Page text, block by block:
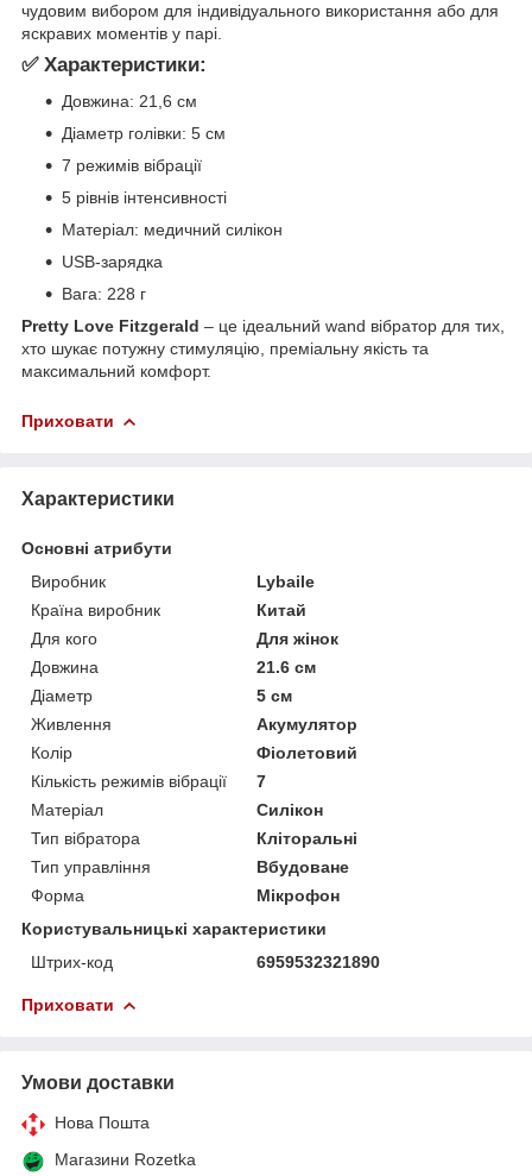
чудовим вибором для індивідуального використання або для
яскравих моментів у парі.
✅ Характеристики:
Довжина: 21,6 см
Діаметр голівки: 5 см
7 режимів вібрації
5 рівнів інтенсивності
Матеріал: медичний силікон
USB-зарядка
Вага: 228 г
Pretty Love Fitzgerald – це ідеальний wand вібратор для тих,
хто шукає потужну стимуляцію, преміальну якість та
максимальний комфорт.
Приховати
Характеристики
Основні атрибути
Виробник
Lybaile
Країна виробник
Китай
Для кого
Для жінок
Довжина
21.6 см
Діаметр
5 см
Живлення
Акумулятор
Колір
Фіолетовий
Кількість режимів вібрації
7
Матеріал
Силікон
Тип вібратора
Кліторальні
Тип управління
Вбудоване
Форма
Мікрофон
Користувальницькі характеристики
Штрих-код
6959532321890
Приховати
Умови доставки
Нова Пошта
Магазини Rozetka